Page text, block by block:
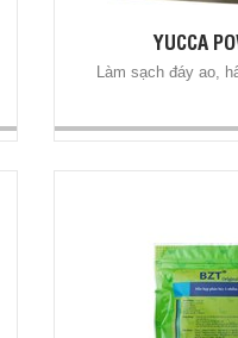
YUCCA
Làm sạch đáy ao,